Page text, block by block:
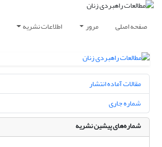
صفحه اصلی مرور اطلاعات نشریه
مقالات آماده انتشار
شماره جاری
شماره‌های پیشین نشریه